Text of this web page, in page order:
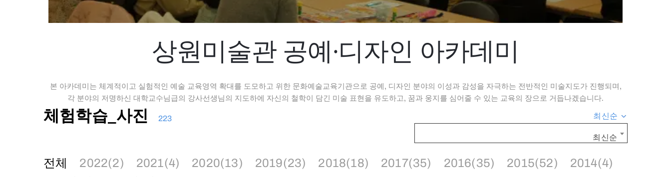
상원미술관 공예·디자인 아카데미
본 아카데미는 체계적이고 실험적인 예술 교육영역 확대를 도모하고 위한 문화예술교육기관으로 공예, 디자인 분야의 이성과 감성을 자극하는 전반적인 미술지도가 진행되며,
각 분야의 저명하신 대학교수님급의 강사선생님의 지도하에 자신의 철학이 담긴 미술 표현을 유도하고, 꿈과 웅지를 심어줄 수 있는 교육의 장으로 거듭나겠습니다.
체험학습_사진 223 최신순
최신순
전체 2022(2) 2021(4) 2020(13) 2019(23) 2018(18) 2017(35) 2016(35) 2015(52)
2014(4)